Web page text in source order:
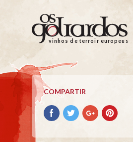
Os
Goliardos
Vinhos
de
Terroir
Europeus
vinhos de terroir europeus
COMPARTIR
Compartir
con
Compartir
con
Compartir
con
Compartir
con